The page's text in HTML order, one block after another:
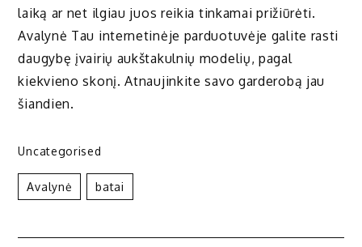
laiką ar net ilgiau juos reikia tinkamai prižiūrėti.
Avalynė Tau internetinėje parduotuvėje galite rasti
daugybę įvairių aukštakulnių modelių, pagal
kiekvieno skonį. Atnaujinkite savo garderobą jau
šiandien.
Uncategorised
Avalynė Batai